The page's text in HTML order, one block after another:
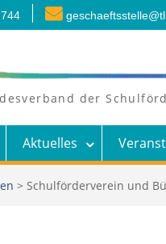
der
Aktuelles
> Schulförderverein und